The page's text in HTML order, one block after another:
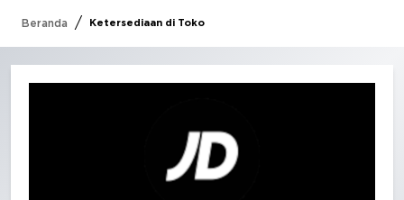
Beranda / Ketersediaan di Toko